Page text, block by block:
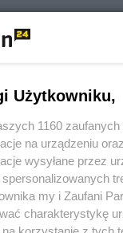
Użytkowniku,
1160
na urządzeniu
wysyłane przez
my i Zaufani
charakterystykę